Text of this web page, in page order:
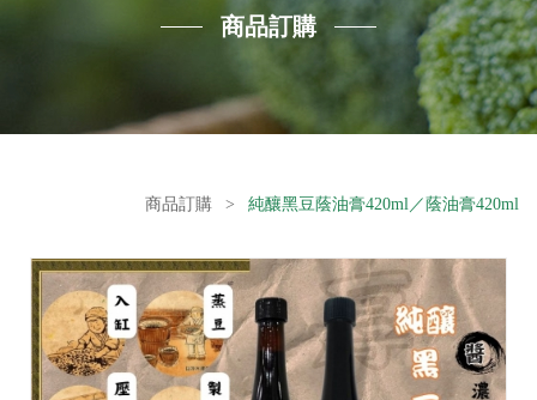
商品訂購
商品訂購 > 純釀黑豆蔭油膏420ml／蔭油膏420ml